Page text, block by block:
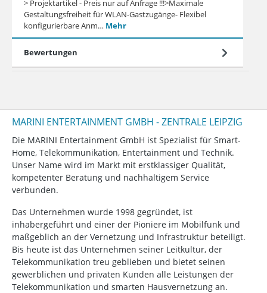
> Projektartikel - Preis nur auf Anfrage !!!>Maximale
Gestaltungsfreiheit für WLAN-Gastzugänge- Flexibel
konfigurierbare Anm… Mehr
Bewertungen
MARINI ENTERTAINMENT GMBH - ZENTRALE LEIPZIG
Die MARINI Entertainment GmbH ist Spezialist für Smart-
Home, Telekommunikation, Entertainment und Technik.
Unser Name wird im Markt mit erstklassiger Qualität,
kompetenter Beratung und nachhaltigem Service
verbunden.
Das Unternehmen wurde 1998 gegründet, ist
inhabergeführt und einer der Pioniere im Mobilfunk und
maßgeblich an der Vernetzung und Infrastruktur beteiligt.
Bis heute ist das Unternehmen seiner Leitkultur, der
Telekommunikation treu geblieben und bietet seinen
gewerblichen und privaten Kunden alle Leistungen der
Telekommunikation und smarten Hausvernetzung an.